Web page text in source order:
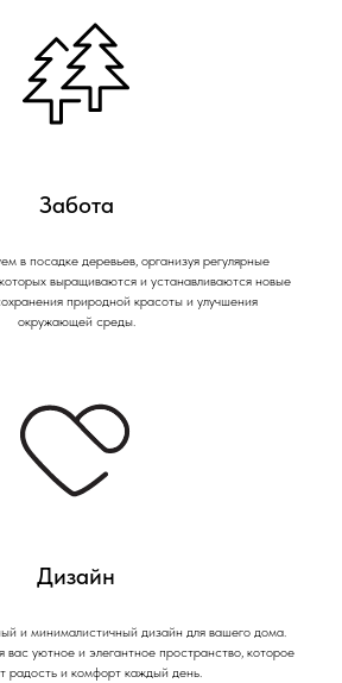
Забота
в посадке деревьев, организуя регулярные
выращиваются и устанавливаются новые
природной красоты и улучшения
окружающей среды.
Дизайн
и минималистичный дизайн для вашего дома.
уютное и элегантное пространство, которое
радость и комфорт каждый день.